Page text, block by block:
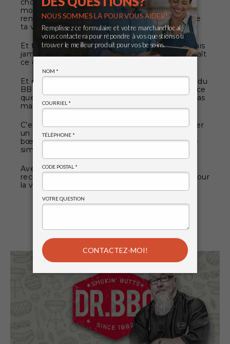
chose assez incroyable qui s’est produite. Dans
mon discours d’entrée au Temple de la
renommée, je me suis dit, tu travailles dur toute
ta vie en faisant des trucs.
Et tu penses avoir plutôt bien fait. Mais tu ne sais
jamais vraiment qui fait attention et qui reconnaît
ce que tu fais.
Et quand tu es élu au Temple de la renommée du
BBQ, c’est assez sûr que les gens ont compris ce
que je faisais et qu’ils ont vu que j’ai accompli pas
mal de choses.
C’est tellement gratifiant d’être reconnu. Gagner
un trophée pour avoir cuisiné une poitrine de
bœuf ? C’est bien, mais c’est quelque chose de
simple, c’est noir ou c’est blanc.
Avec le Temple de la renommée, tes pairs ont
reconnu que tu as fait du bon boulot, et c’est pour
la vie.